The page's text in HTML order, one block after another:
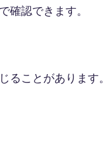
確認できます。
ことがあります。